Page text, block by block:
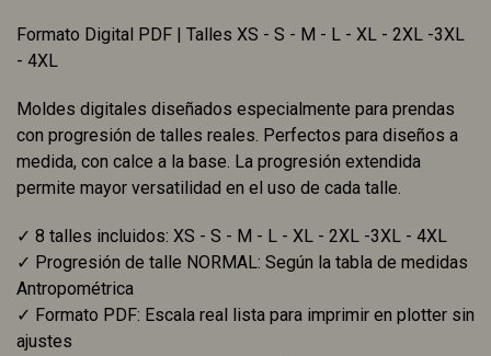
Formato Digital PDF | Talles XS - S - M - L - XL - 2XL -3XL
- 4XL
Moldes digitales diseñados especialmente para prendas
con progresión de talles reales. Perfectos para diseños a
medida, con calce a la base. La progresión extendida
permite mayor versatilidad en el uso de cada talle.
✓ 8 talles incluidos: XS - S - M - L - XL - 2XL -3XL - 4XL
✓ Progresión de talle NORMAL: Según la tabla de medidas
Antropométrica
✓ Formato PDF: Escala real lista para imprimir en plotter sin
ajustes